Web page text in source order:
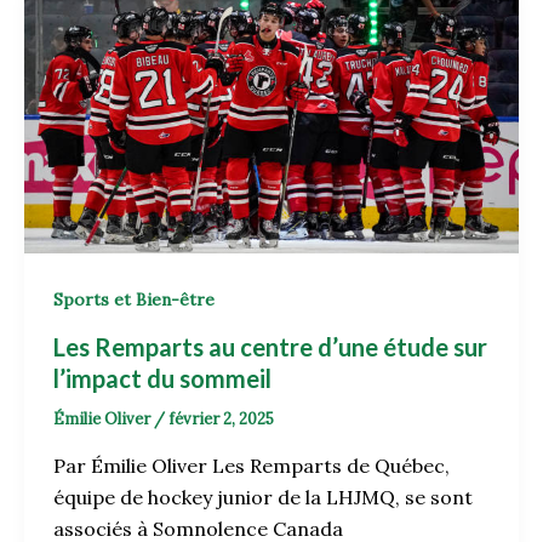
Sports et Bien-être
Les Remparts au centre d’une étude sur
l’impact du sommeil
Émilie Oliver /février 2, 2025
Par Émilie Oliver Les Remparts de Québec,
équipe de hockey junior de la LHJMQ, se sont
associés à Somnolence Canada